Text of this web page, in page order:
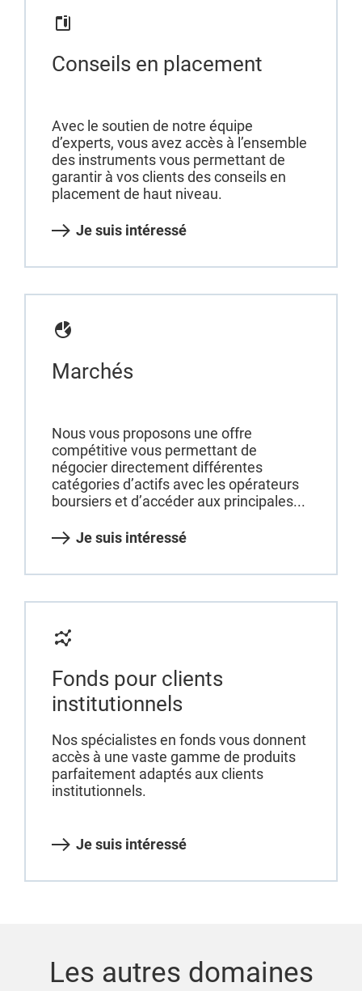
Conseils en placement
Avec le soutien de notre équipe
d’experts, vous avez accès à l’ensemble
des instruments vous permettant de
garantir à vos clients des conseils en
placement de haut niveau.
Je suis intéressé
Marchés
Nous vous proposons une offre
compétitive vous permettant de
négocier directement différentes
catégories d’actifs avec les opérateurs
boursiers et d’accéder aux principales...
Je suis intéressé
Fonds pour clients
institutionnels
Nos spécialistes en fonds vous donnent
accès à une vaste gamme de produits
parfaitement adaptés aux clients
institutionnels.
Je suis intéressé
Les autres domaines